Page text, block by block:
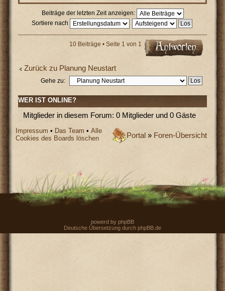
Beiträge der letzten Zeit anzeigen:
Sortiere nach
10 Beiträge • Seite 1 von 1
Zurück zu Planung Neustart
Gehe zu:
WER IST ONLINE?
Mitglieder in diesem Forum: 0 Mitglieder und 0 Gäste
Portal » Foren-Übersicht
Impressum • Das Team •Alle
Cookies des Boards löschen
powerd by phpBB
Deutsche Übersetzung durch phpBB.de